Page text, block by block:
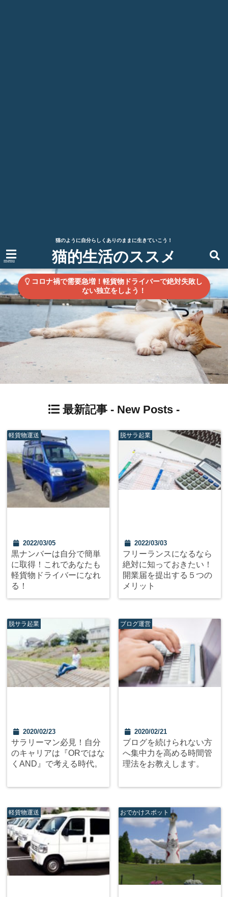
猫のように自分らしくありのままに生きていこう！
menu 猫的生活のススメ
コロナ禍で需要急増！軽貨物ドライバーで絶対失敗し
ない独立をしよう！
最新記事 - New Posts -
軽貨物運送
2022/03/05
黒ナンバーは自分で簡単
に取得！これであなたも
軽貨物ドライバーになれ
る！
脱サラ起業
2022/03/03
フリーランスになるなら
絶対に知っておきたい！
開業届を提出する５つの
メリット
脱サラ起業
2020/02/23
サラリーマン必見！自分
のキャリアは『ORではな
くAND』で考える時代。
ブログ運営
2020/02/21
ブログを続けられない方
へ集中力を高める時間管
理法をお教えします。
軽貨物運送 おでかけスポット